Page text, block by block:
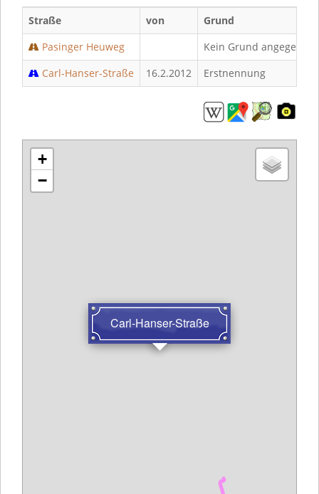
Straße von
Grund
Pasinger Heuweg
Kein Grund angegeben
Carl-Hanser-Straße
16.2.2012 Erstnennung
Carl-Hanser-Straße
+
−